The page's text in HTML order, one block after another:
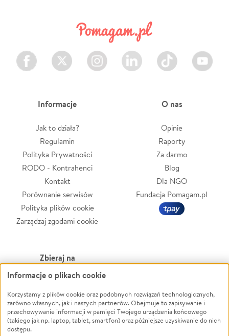
Facebook Twitter Instagram LinkedIn TikTok Youtube
Informacje
Jak to działa?
Regulamin
Polityka Prywatności
RODO - Kontrahenci
Kontakt
Porównanie serwisów
Polityka plików cookie
Zarządzaj zgodami cookie
O nas
Opinie
Raporty
Za darmo
Blog
Dla NGO
Fundacja Pomagam.pl
Zbieraj na
Leczenie
Zwierzęta
Pożar
Ukraina
Powódź
Wichura
NGO
Informacje o plikach cookie
Korzystamy z plików cookie oraz podobnych rozwiązań technologicznych,
zarówno własnych, jak i naszych partnerów. Obejmuje to zapisywanie i
przechowywanie informacji w pamięci Twojego urządzenia końcowego
(takiego jak np. laptop, tablet, smartfon) oraz późniejsze uzyskiwanie do nich
dostępu.